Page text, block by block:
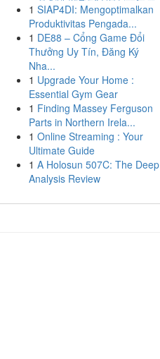
1 SIAP4DI: Mengoptimalkan
Produktivitas Pengada...
1 DE88 – Cổng Game Đổi
Thưởng Uy Tín, Đăng Ký
Nha...
1 Upgrade Your Home :
Essential Gym Gear
1 Finding Massey Ferguson
Parts in Northern Irela...
1 Online Streaming : Your
Ultimate Guide
1 A Holosun 507C: The Deep
Analysis Review